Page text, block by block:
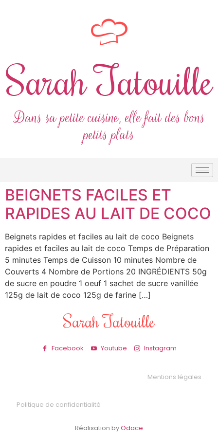
Sarah Tatouille
Dans sa petite cuisine, elle fait des bons
petits plats
BEIGNETS FACILES ET
RAPIDES AU LAIT DE COCO
Beignets rapides et faciles au lait de coco Beignets
rapides et faciles au lait de coco Temps de Préparation
5 minutes Temps de Cuisson 10 minutes Nombre de
Couverts 4 Nombre de Portions 20 INGRÉDIENTS 50g
de sucre en poudre 1 oeuf 1 sachet de sucre vanillée
125g de lait de coco 125g de farine […]
Sarah Tatouille
Facebook Youtube Instagram
Mentions légales
Politique de confidentialité
Réalisation byOdace